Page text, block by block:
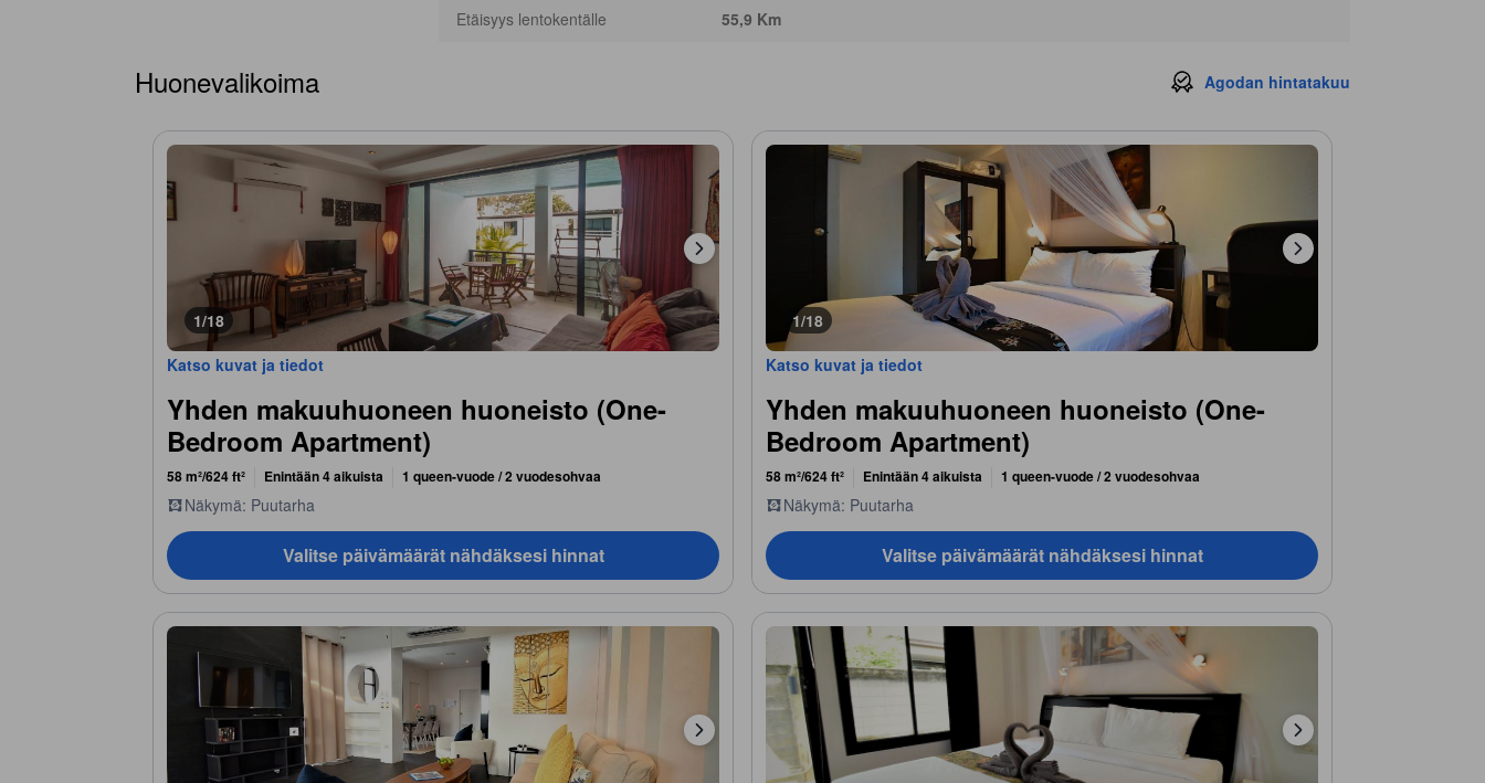
Etäisyys lentokentälle 55,9 Km
Huonevalikoima Agodan hintatakuu
1/18
Katso kuvat ja tiedot
Yhden makuuhuoneen huoneisto (One-
Bedroom Apartment)
58 m²/624 ft² Enintään 4 aikuista 1 queen-vuode / 2 vuodesohvaa
Näkymä: Puutarha
Valitse päivämäärät nähdäksesi hinnat
1/18
Katso kuvat ja tiedot
Yhden makuuhuoneen huoneisto (One-
Bedroom Apartment)
58 m²/624 ft² Enintään 4 aikuista 1 queen-vuode / 2 vuodesohvaa
Näkymä: Puutarha
Valitse päivämäärät nähdäksesi hinnat